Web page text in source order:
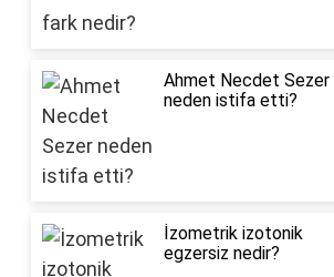
Ahmet Necdet Sezer
neden istifa etti?
İzometrik izotonik
egzersiz nedir?